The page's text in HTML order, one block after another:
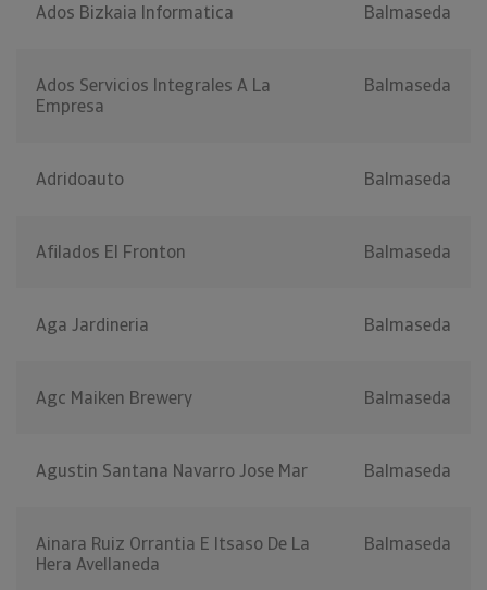
Ados Bizkaia Informatica Balmaseda
Ados Servicios Integrales A La
Empresa
Balmaseda
Adridoauto Balmaseda
Afilados El Fronton Balmaseda
Aga Jardineria Balmaseda
Agc Maiken Brewery Balmaseda
Agustin Santana Navarro Jose Mar Balmaseda
Ainara Ruiz Orrantia E Itsaso De La
Hera Avellaneda
Balmaseda